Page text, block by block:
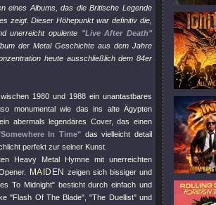
eines Albums, das die Britische Legende
zeigt. Dieser Höhepunkt war definitiv die,
unerreicht opulente "Live After Death"
der Metal Geschichte aus dem Jahre
heute ausschließlich dem 84er
1980 und 1988 ein unantastbares
monumental wie das ins alte Ägypten
abermals legendäres Cover, das einen
In Time"das vielleicht detail
perfekt zur seiner Kunst.
Heavy Metal Hymne mit unerreichten
MAIDEN zeigen sich bissiger und
To Midnight"besticht durch einfach und
"Flash Of The Blade" ,"The Duellist"und